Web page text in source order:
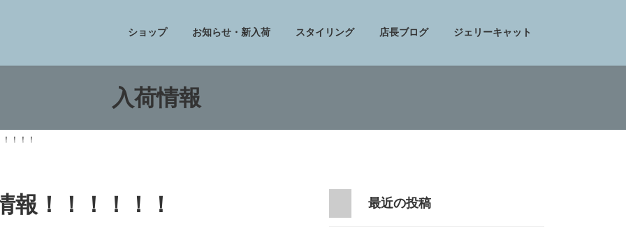
ショップ お知らせ・新入荷 スタイリング 店長ブログ ジェリーキャット
入荷情報
！！！
報！！！！！！ 最近の投稿